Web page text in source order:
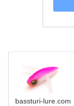
bassturi-lure.com